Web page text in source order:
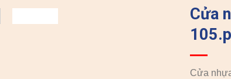
Cửa
Cửa